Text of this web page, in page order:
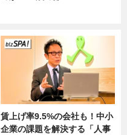
賃上げ率9.5%の会社も！中小
企業の課題を解決する「人事